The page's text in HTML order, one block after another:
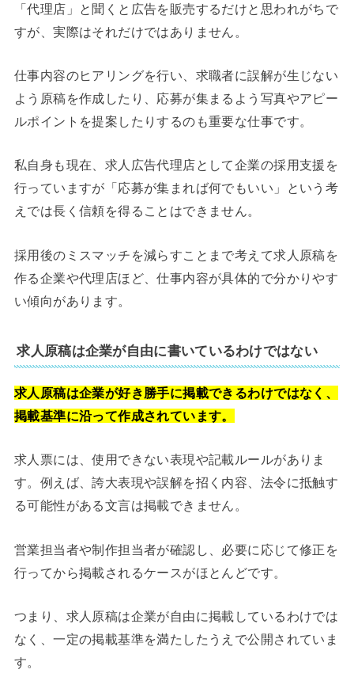
「代理店」と聞くと広告を販売するだけと思われがちで
すが、実際はそれだけではありません。
仕事内容のヒアリングを行い、求職者に誤解が生じない
よう原稿を作成したり、応募が集まるよう写真やアピー
ルポイントを提案したりするのも重要な仕事です。
私自身も現在、求人広告代理店として企業の採用支援を
行っていますが「応募が集まれば何でもいい」という考
えでは長く信頼を得ることはできません。
採用後のミスマッチを減らすことまで考えて求人原稿を
作る企業や代理店ほど、仕事内容が具体的で分かりやす
い傾向があります。
求人原稿は企業が自由に書いているわけではない
求人原稿は企業が好き勝手に掲載できるわけではなく、
掲載基準に沿って作成されています。
求人票には、使用できない表現や記載ルールがありま
す。例えば、誇大表現や誤解を招く内容、法令に抵触す
る可能性がある文言は掲載できません。
営業担当者や制作担当者が確認し、必要に応じて修正を
行ってから掲載されるケースがほとんどです。
つまり、求人原稿は企業が自由に掲載しているわけでは
なく、一定の掲載基準を満たしたうえで公開されていま
す。